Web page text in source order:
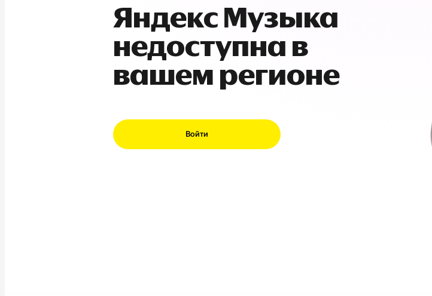
Яндекс Музыка
недоступна в
вашем регионе
Войти